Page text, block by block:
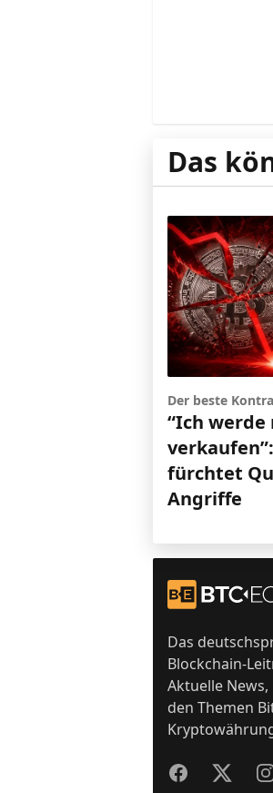
Das
Der beste
“Ich
fürchtet
Angriffe
Zur Startseite
Das
Blockchain-
Aktuelle
den Themen
FacebookTwitter